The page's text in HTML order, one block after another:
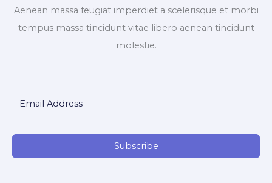
Aenean massa feugiat imperdiet a scelerisque et morbi
tempus massa tincidunt vitae libero aenean tincidunt
molestie.
Subscribe